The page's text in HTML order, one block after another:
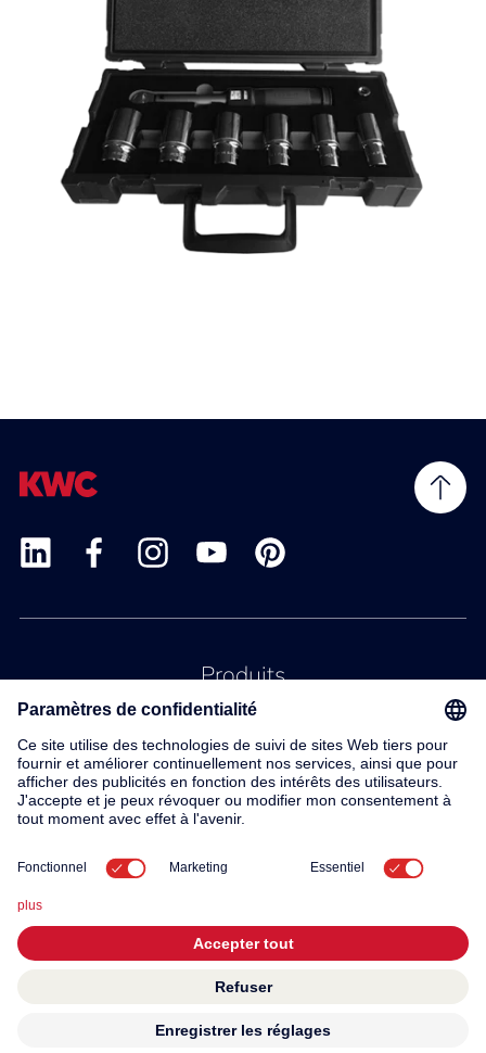
Produits
Service
Contact
À propos de nous
Conditions generales
Mentions légales
Protection des données